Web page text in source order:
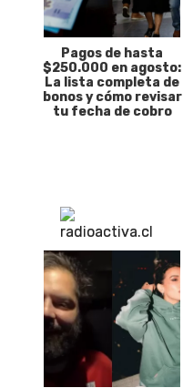
Pagos de hasta
$250.000 en agosto:
La lista completa de
bonos y cómo revisar
tu fecha de cobro